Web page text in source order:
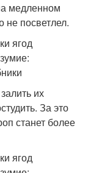
медленном
не посветлел.
их
За это
станет более